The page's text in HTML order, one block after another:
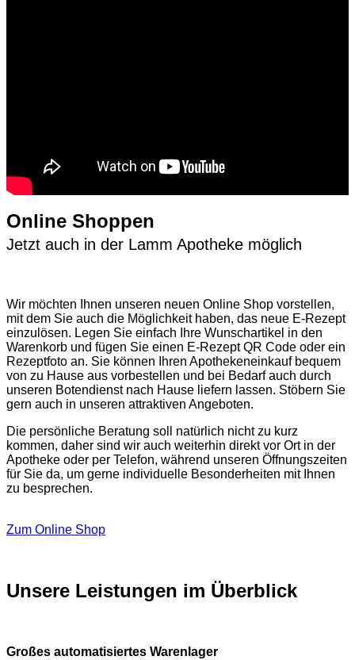
Online Shoppen
Jetzt auch in der Lamm Apotheke möglich
Wir möchten Ihnen unseren neuen Online Shop vorstellen,
mit dem Sie auch die Möglichkeit haben, das neue E-Rezept
einzulösen. Legen Sie einfach Ihre Wunschartikel in den
Warenkorb und fügen Sie einen E-Rezept QR Code oder ein
Rezeptfoto an. Sie können Ihren Apothekeneinkauf bequem
von zu Hause aus vorbestellen und bei Bedarf auch durch
unseren Botendienst nach Hause liefern lassen. Stöbern Sie
gern auch in unseren attraktiven Angeboten.
Die persönliche Beratung soll natürlich nicht zu kurz
kommen, daher sind wir auch weiterhin direkt vor Ort in der
Apotheke oder per Telefon, während unseren Öffnungszeiten
für Sie da, um gerne individuelle Besonderheiten mit Ihnen
zu besprechen.
Zum Online Shop
Unsere Leistungen im Überblick
Großes automatisiertes Warenlager